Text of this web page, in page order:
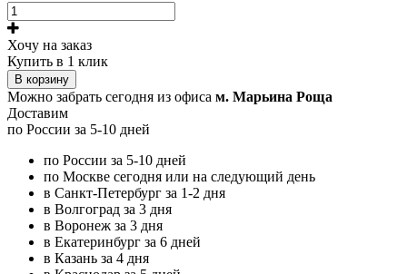
Хочу на заказ
Купить в 1 клик
В корзину
Можно забрать сегодня из офиса м. Марьина Роща
Доставим
по России за 5-10 дней
по России за 5-10 дней
по Москве сегодня или на следующий день
в Санкт-Петербург за 1-2 дня
в Волгоград за 3 дня
в Воронеж за 3 дня
в Екатеринбург за 6 дней
в Казань за 4 дня